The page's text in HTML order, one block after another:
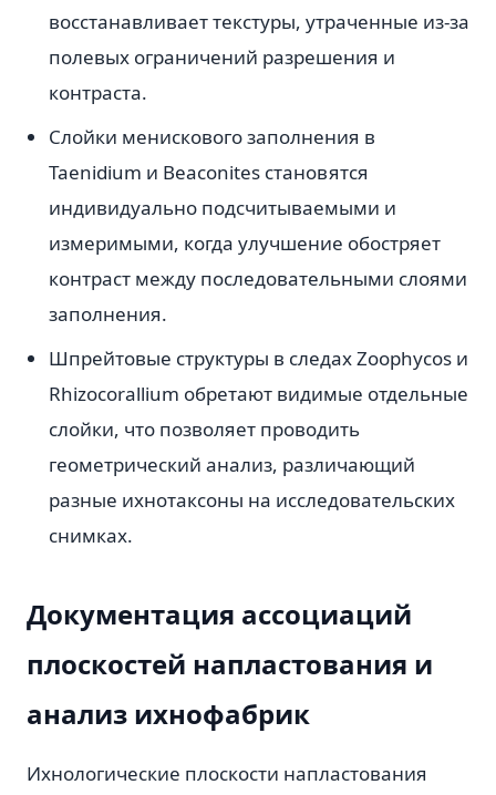
восстанавливает текстуры, утраченные из-за
полевых ограничений разрешения и
контраста.
Слойки менискового заполнения в
Taenidium и Beaconites становятся
индивидуально подсчитываемыми и
измеримыми, когда улучшение обостряет
контраст между последовательными слоями
заполнения.
Шпрейтовые структуры в следах Zoophycos и
Rhizocorallium обретают видимые отдельные
слойки, что позволяет проводить
геометрический анализ, различающий
разные ихнотаксоны на исследовательских
снимках.
Документация ассоциаций
плоскостей напластования и
анализ ихнофабрик
Ихнологические плоскости напластования